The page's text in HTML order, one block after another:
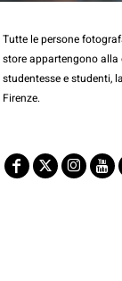
Tutte le persone
store appartengono
studentesse e studenti,
Firenze.